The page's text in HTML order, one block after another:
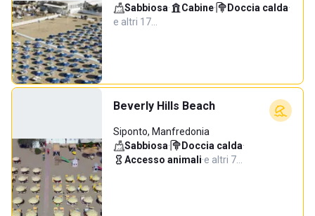
Sabbiosa· Cabine· Doccia calda·
e altri 17…
Beverly Hills Beach
Siponto, Manfredonia
Sabbiosa· Doccia calda·
Accesso animali·e altri 7…